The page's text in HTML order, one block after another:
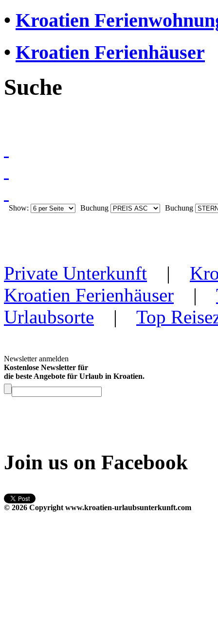
• Kroatien
• Kroatien Ferienhäuser
Suche
Show: Buchung Buchung
Private Unterkunft |
Kroatien Ferienhäuser |
Urlaubsorte | Top
Newsletter anmelden
Kostenlose Newsletter für
die beste Angebote für Urlaub in Kroatien.
Join us on Facebook
© 2026 Copyright www.kroatien-urlaubsunterkunft.com